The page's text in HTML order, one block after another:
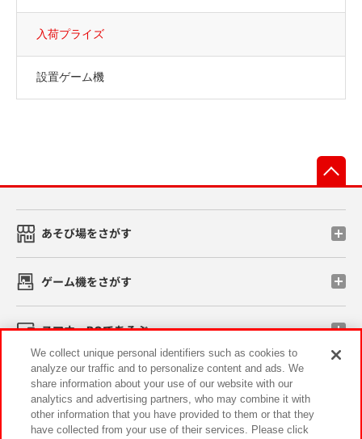
入荷プライズ
設置ゲーム機
あそび場をさがす
ゲーム機をさがす
スマホ・PCであそぶ
イベント・キャンペーン
We collect unique personal identifiers such as cookies to
analyze our traffic and to personalize content and ads. We
share information about your use of our website with our
analytics and advertising partners, who may combine it with
other information that you have provided to them or that they
have collected from your use of their services. Please click